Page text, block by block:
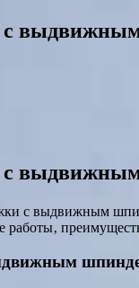
с выдвижным